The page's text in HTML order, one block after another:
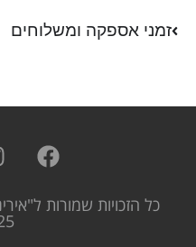
זמני אספקה ומשלוחים
כל הזכויות שמורות